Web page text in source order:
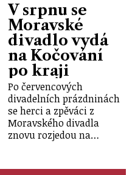
V srpnu se
Moravské
divadlo vydá
na Kočování
po kraji
Po červencových
divadelních prázdninách
se herci a zpěváci z
Moravského divadla
znovu rozjedou na…